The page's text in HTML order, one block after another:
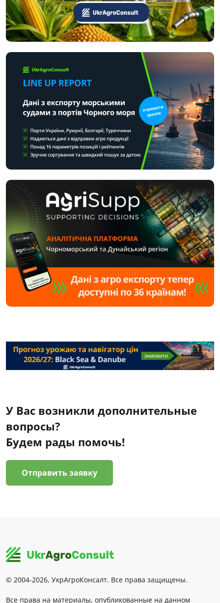
У Вас возникли дополнительные
вопросы?
Будем рады помочь!
Отправить заявку
© 2004-2026, УкрАгроКонсалт. Все права защищены.
Все права на материалы, опубликованные на данном